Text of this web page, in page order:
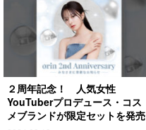
２周年記念！ 人気女性
YouTuberプロデュース・コス
メブランドが限定セットを発売